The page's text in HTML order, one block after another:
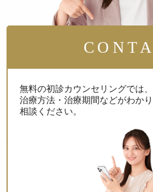
無料の初診カウンセリングでは、
治療方法・治療期間などがわかり
相談ください。